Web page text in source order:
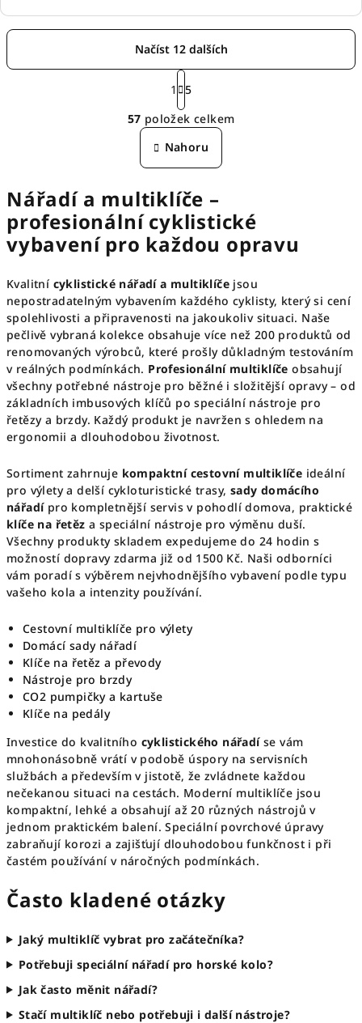
O
v
l
á
a
c
í
p
v
k
y
v
ý
p
i
s
u
Načíst 12 dalších
S
t
r
á
n
k
o
á
n
í
1
5
57 položek celkem
Nahoru
Nářadí a multiklíče –
profesionální cyklistické
vybavení pro každou opravu
Kvalitní cyklistické nářadí a multiklíče jsou
nepostradatelným vybavením každého cyklisty, který si cení
spolehlivosti a připravenosti na jakoukoliv situaci. Naše
pečlivě vybraná kolekce obsahuje více než 200 produktů od
renomovaných výrobců, které prošly důkladným testováním
v reálných podmínkách. Profesionální multiklíče obsahují
všechny potřebné nástroje pro běžné i složitější opravy – od
základních imbusových klíčů po speciální nástroje pro
řetězy a brzdy. Každý produkt je navržen s ohledem na
ergonomii a dlouhodobou životnost.
Sortiment zahrnuje kompaktní cestovní multiklíče ideální
pro výlety a delší cykloturistické trasy, sady domácího
nářadípro kompletnější servis v pohodlí domova, praktické
klíče na řetěz a speciální nástroje pro výměnu duší.
Všechny produkty skladem expedujeme do 24 hodin s
možností dopravy zdarma již od 1500 Kč. Naši odborníci
vám poradí s výběrem nejvhodnějšího vybavení podle typu
vašeho kola a intenzity používání.
Cestovní multiklíče pro výlety
Domácí sady nářadí
Klíče na řetěz a převody
Nástroje pro brzdy
CO2 pumpičky a kartuše
Klíče na pedály
Investice do kvalitního cyklistického nářadíse vám
mnohonásobně vrátí v podobě úspory na servisních
službách a především v jistotě, že zvládnete každou
nečekanou situaci na cestách. Moderní multiklíče jsou
kompaktní, lehké a obsahují až 20 různých nástrojů v
jednom praktickém balení. Speciální povrchové úpravy
zabraňují korozi a zajišťují dlouhodobou funkčnost i při
častém používání v náročných podmínkách.
Často kladené otázky
Jaký multiklíč vybrat pro začátečníka?
Potřebuji speciální nářadí pro horské kolo?
Jak často měnit nářadí?
Stačí multiklíč nebo potřebuji i další nástroje?